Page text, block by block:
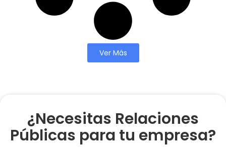
Ver Más
¿Necesitas Relaciones
Públicas para tu empresa?